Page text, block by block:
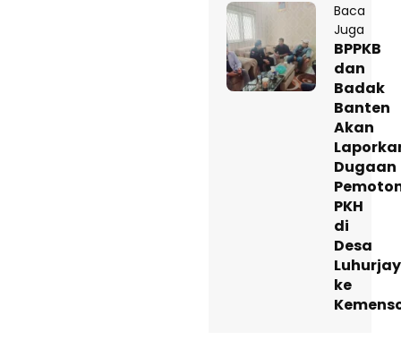
Baca
Juga
BPPKB
dan
Badak
Banten
Akan
Dugaan
PKH
di
Desa
ke